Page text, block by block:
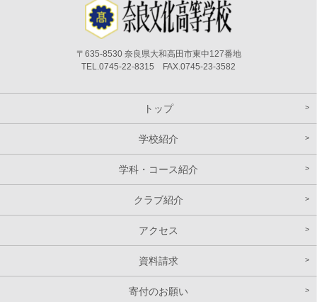
〒635-8530 奈良県大和高田市東中127番地
TEL.0745-22-8315 FAX.0745-23-3582
トップ
学校紹介
学科・コース紹介
クラブ紹介
アクセス
資料請求
寄付のお願い